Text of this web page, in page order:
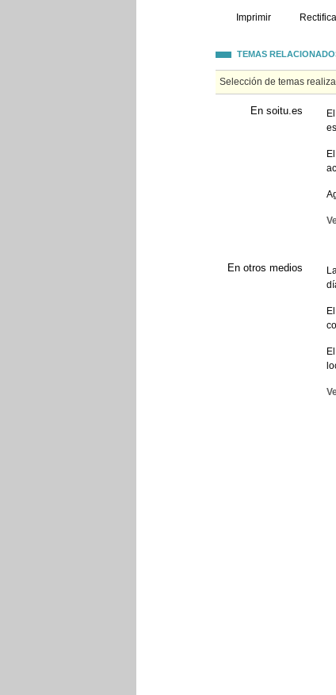
Imprimir
TEMAS
Selección de temas
En soitu.es
En otros medios